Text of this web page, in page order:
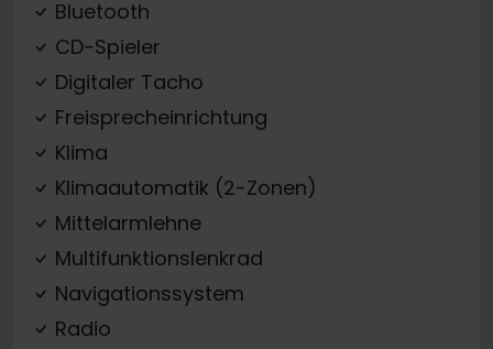
Bluetooth
CD-Spieler
Digitaler Tacho
Freisprecheinrichtung
Klima
Klimaautomatik (2-Zonen)
Mittelarmlehne
Multifunktionslenkrad
Navigationssystem
Radio